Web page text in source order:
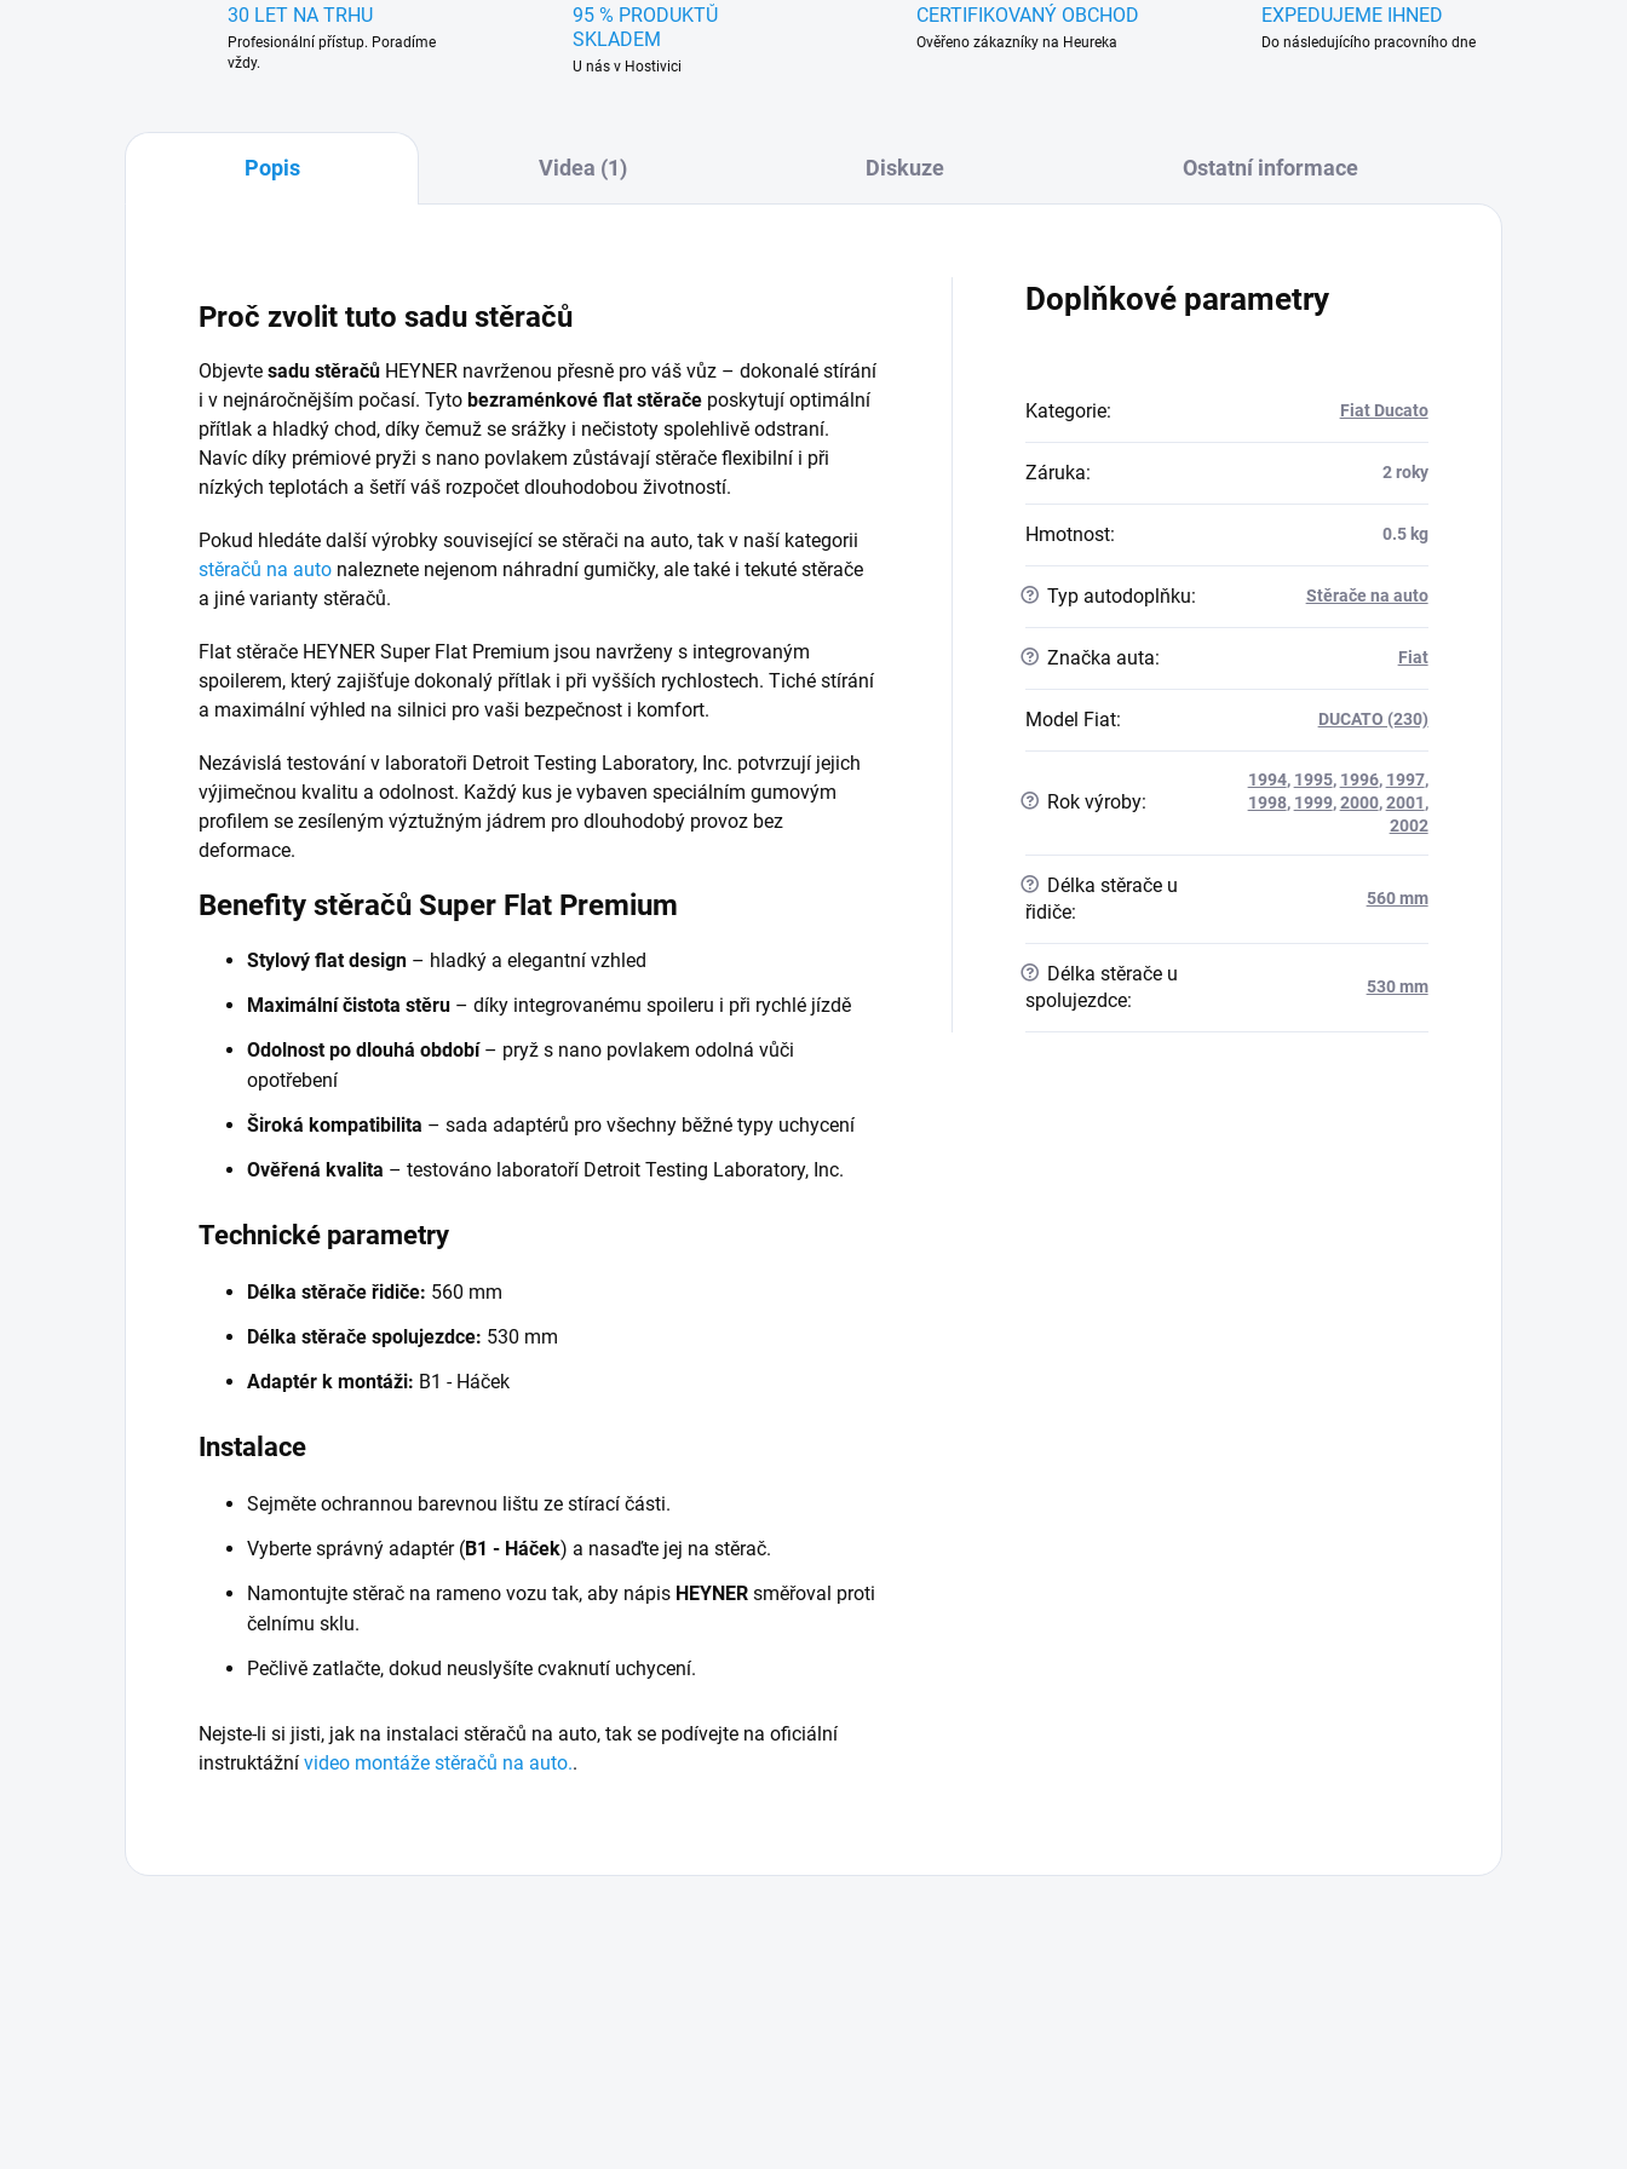
30 LET NA TRHU
Profesionální přístup. Poradíme
vždy.
95 % PRODUKTŮ
SKLADEM
U nás v Hostivici
CERTIFIKOVANÝ OBCHOD
Ověřeno zákazníky na Heureka
EXPEDUJEME IHNED
Do následujícího pracovního dne
Popis Videa (1) Diskuze Ostatní informace
Proč zvolit tuto sadu stěračů
Objevte sadu stěračů HEYNER navrženou přesně pro váš vůz – dokonalé stírání
i v nejnáročnějším počasí. Tyto bezraménkové flat stěrače poskytují optimální
přítlak a hladký chod, díky čemuž se srážky i nečistoty spolehlivě odstraní.
Navíc díky prémiové pryži s nano povlakem zůstávají stěrače flexibilní i při
nízkých teplotách a šetří váš rozpočet dlouhodobou životností.
Pokud hledáte další výrobky související se stěrači na auto, tak v naší kategorii
stěračů na auto naleznete nejenom náhradní gumičky, ale také i tekuté stěrače
a jiné varianty stěračů.
Flat stěrače HEYNER Super Flat Premium jsou navrženy s integrovaným
spoilerem, který zajišťuje dokonalý přítlak i při vyšších rychlostech. Tiché stírání
a maximální výhled na silnici pro vaši bezpečnost i komfort.
Nezávislá testování v laboratoři Detroit Testing Laboratory, Inc. potvrzují jejich
výjimečnou kvalitu a odolnost. Každý kus je vybaven speciálním gumovým
profilem se zesíleným výztužným jádrem pro dlouhodobý provoz bez
deformace.
Benefity stěračů Super Flat Premium
Stylový flat design – hladký a elegantní vzhled
Maximální čistota stěru – díky integrovanému spoileru i při rychlé jízdě
Odolnost po dlouhá období– pryž s nano povlakem odolná vůči
opotřebení
Široká kompatibilita – sada adaptérů pro všechny běžné typy uchycení
Ověřená kvalita – testováno laboratoří Detroit Testing Laboratory, Inc.
Technické parametry
Délka stěrače řidiče: 560 mm
Délka stěrače spolujezdce: 530 mm
Adaptér k montáži: B1 - Háček
Instalace
Sejměte ochrannou barevnou lištu ze stírací části.
Vyberte správný adaptér (B1 - Háček) a nasaďte jej na stěrač.
Namontujte stěrač na rameno vozu tak, aby nápis HEYNER směřoval proti
čelnímu sklu.
Pečlivě zatlačte, dokud neuslyšíte cvaknutí uchycení.
Nejste-li si jisti, jak na instalaci stěračů na auto, tak se podívejte na oficiální
instruktážní video montáže stěračů na auto..
Doplňkové parametry
Kategorie: Fiat Ducato
Záruka: 2 roky
Hmotnost: 0.5 kg
? Typ autodoplňku: Stěrače na auto
? Značka auta: Fiat
Model Fiat: DUCATO (230)
? Rok výroby:
1994, 1995, 1996, 1997,
1998, 1999,2000,2001,
2002
?
Délka stěrače u
řidiče:
560 mm
?
Délka stěrače u
spolujezdce:
530 mm